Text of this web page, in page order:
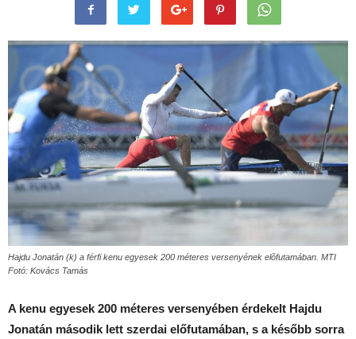
Hajdu Jonatán (k) a férfi kenu egyesek 200 méteres versenyének elõfutamában. MTI
Fotó: Kovács Tamás
A kenu egyesek 200 méteres versenyében érdekelt Hajdu
Jonatán második lett szerdai előfutamában, s a később sorra